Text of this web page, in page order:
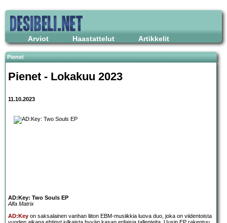
Arviot Haastattelut Artikkelit
Pienet
Pienet - Lokakuu 2023
11.10.2023
AD:Key: Two Souls EP
Alfa Matrix
AD:Key on saksalainen vanhan liiton EBM-musiikkia luova duo, joka on viidentoista